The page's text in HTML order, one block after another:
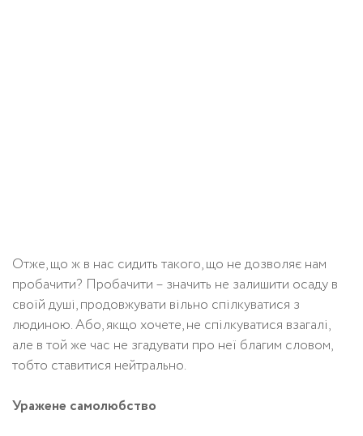
Отже, що ж в нас сидить такого, що не дозволяє нам
пробачити? Пробачити – значить не залишити осаду в
своїй душі, продовжувати вільно спілкуватися з
людиною. Або, якщо хочете, не спілкуватися взагалі,
але в той же час не згадувати про неї благим словом,
тобто ставитися нейтрально.
Уражене самолюбство